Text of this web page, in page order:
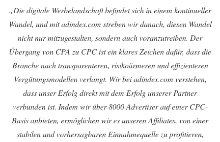
„Die digitale Werbelandschaft befindet sich in einem kontinueller
Wandel, und mit adindex.com streben wir danach, diesen Wandel
nicht nur mitzugestalten, sondern auch voranzutreiben. Der
Übergang von CPA zu CPC ist ein klares Zeichen dafür, dass die
Branche nach transparenteren, risikoärmeren und effizienteren
Vergütungsmodellen verlangt. Wir bei adindex.com verstehen,
dass unser Erfolg direkt mit dem Erfolg unserer Partner
verbunden ist. Indem wir über 8000 Advertiser auf einer CPC-
Basis anbieten, ermöglichen wir es unseren Affiliates, von einer
stabilen und vorhersagbaren Einnahmequelle zu profitieren,